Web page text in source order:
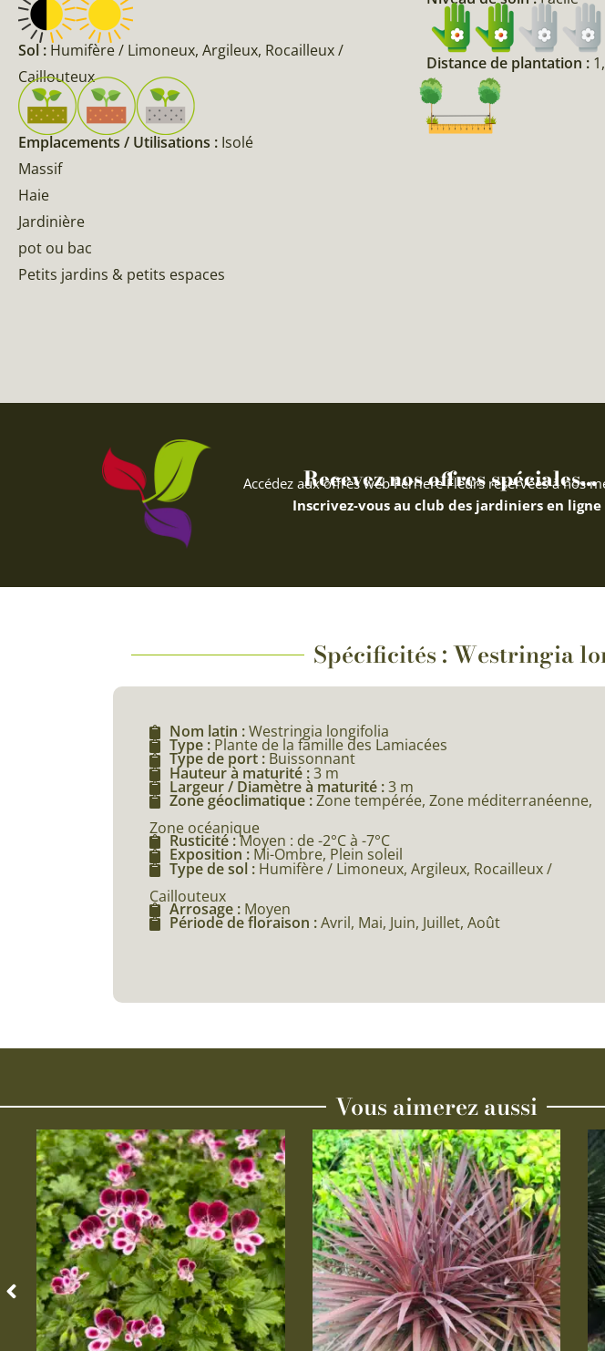
Sol : Humifère / Limoneux, Argileux, Rocailleux /
Caillouteux
Emplacements / Utilisations : Isolé
Massif
Haie
Jardinière
pot ou bac
Petits jardins & petits espaces
Distance de plantation :
Recevez nos offres spéciales...
Accédez aux offres web Ferriere Fleurs réservées à nos
Inscrivez-vous au club des jardiniers en ligne
Spécificités : Westringia
Nom latin :Westringia longifolia
Type : Plante de la famille des Lamiacées
Type de port : Buissonnant
Hauteur à maturité :3 m
Largeur / Diamètre à maturité :3 m
Zone géoclimatique :Zone tempérée, Zone méditerranéenne,
Zone océanique
Rusticité :Moyen : de -2°C à -7°C
Exposition : Mi-Ombre, Plein soleil
Type de sol : Humifère / Limoneux, Argileux, Rocailleux /
Caillouteux
Arrosage : Moyen
Période de floraison :Avril, Mai, Juin, Juillet, Août
Vous aimerez aussi
Ce
produit
a
Les